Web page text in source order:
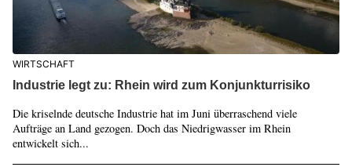
WIRTSCHAFT
Industrie legt zu: Rhein wird zum Konjunkturrisiko
Die kriselnde deutsche Industrie hat im Juni überraschend viele
Aufträge an Land gezogen. Doch das Niedrigwasser im Rhein
entwickelt sich...